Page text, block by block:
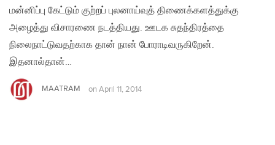
மன்னிப்பு கேட்டும் குற்றப் புலனாய்வுத் திணைக்களத்துக்கு
அழைத்து விசாரணை நடத்தியது. ஊடக சுதந்திரத்தை
நிலைநாட்டுவதற்காக தான் நான் போராடிவருகிறேன்.
இதனால்தான்…
MAATRAM on April 11, 2014